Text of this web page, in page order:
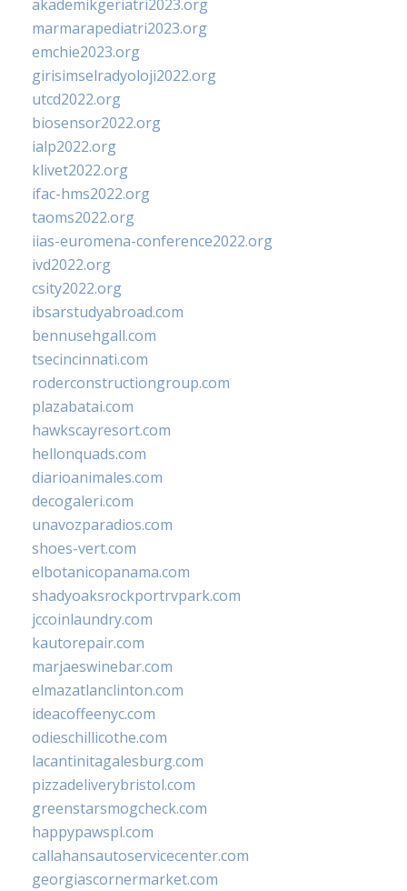
akademikgeriatri2023.org
marmarapediatri2023.org
emchie2023.org
girisimselradyoloji2022.org
utcd2022.org
biosensor2022.org
ialp2022.org
klivet2022.org
ifac-hms2022.org
taoms2022.org
iias-euromena-conference2022.org
ivd2022.org
csity2022.org
ibsarstudyabroad.com
bennusehgall.com
tsecincinnati.com
roderconstructiongroup.com
plazabatai.com
hawkscayresort.com
hellonquads.com
diarioanimales.com
decogaleri.com
unavozparadios.com
shoes-vert.com
elbotanicopanama.com
shadyoaksrockportrvpark.com
jccoinlaundry.com
kautorepair.com
marjaeswinebar.com
elmazatlanclinton.com
ideacoffeenyc.com
odieschillicothe.com
lacantinitagalesburg.com
pizzadeliverybristol.com
greenstarsmogcheck.com
happypawspl.com
callahansautoservicecenter.com
georgiascornermarket.com